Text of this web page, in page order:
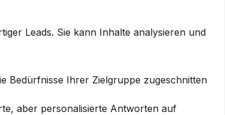
Leads. Sie kann Inhalte analysieren und
Bedürfnisse Ihrer Zielgruppe zugeschnitten
aber personalisierte Antworten auf